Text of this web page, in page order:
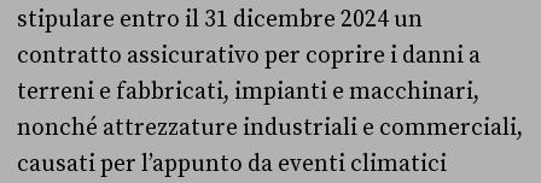
stipulare entro il 31 dicembre 2024 un
contratto assicurativo per coprire i danni a
terreni e fabbricati, impianti e macchinari,
nonché attrezzature industriali e commerciali,
causati per l’appunto da eventi climatici